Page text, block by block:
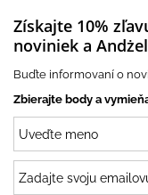
Získajte 10%
noviniek a
Buďte informovaní o
Zbierajte body a